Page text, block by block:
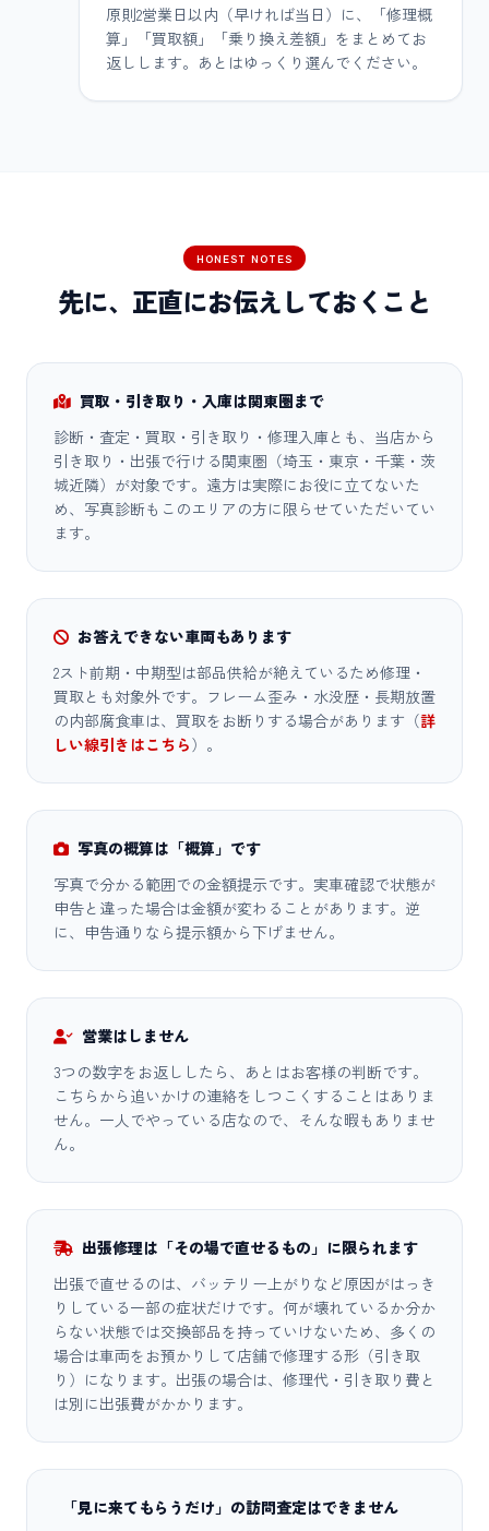
原則2営業日以内（早ければ当日）に、「修理概
算」「買取額」「乗り換え差額」をまとめてお
返しします。あとはゆっくり選んでください。
HONEST NOTES
先に、正直にお伝えしておくこと
買取・引き取り・入庫は関東圏まで
診断・査定・買取・引き取り・修理入庫とも、当店から
引き取り・出張で行ける関東圏（埼玉・東京・千葉・茨
城近隣）が対象です。遠方は実際にお役に立てないた
め、写真診断もこのエリアの方に限らせていただいてい
ます。
お答えできない車両もあります
2スト前期・中期型は部品供給が絶えているため修理・
買取とも対象外です。フレーム歪み・水没歴・長期放置
の内部腐食車は、買取をお断りする場合があります（詳
しい線引きはこちら）。
写真の概算は「概算」です
写真で分かる範囲での金額提示です。実車確認で状態が
申告と違った場合は金額が変わることがあります。逆
に、申告通りなら提示額から下げません。
営業はしません
3つの数字をお返ししたら、あとはお客様の判断です。
こちらから追いかけの連絡をしつこくすることはありま
せん。一人でやっている店なので、そんな暇もありませ
ん。
出張修理は「その場で直せるもの」に限られます
出張で直せるのは、バッテリー上がりなど原因がはっき
りしている一部の症状だけです。何が壊れているか分か
らない状態では交換部品を持っていけないため、多くの
場合は車両をお預かりして店舗で修理する形（引き取
り）になります。出張の場合は、修理代・引き取り費と
は別に出張費がかかります。
「見に来てもらうだけ」の訪問査定はできません